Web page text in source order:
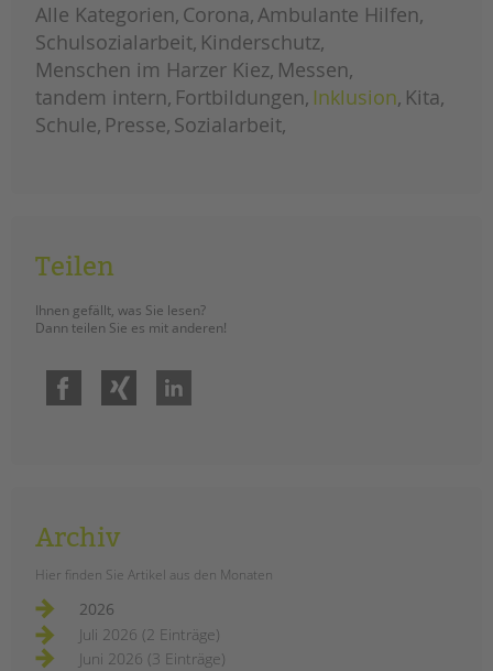
Briefe an Kai
PRESSE
Magazin
Intranet
Alle Kategorien Corona Ambulante Hilfen
Schulsozialarbeit Kinderschutz
Menschen im Harzer Kiez Messen
tandem intern Fortbildungen Inklusion Kita
Schule Presse Sozialarbeit
Teilen
Ihnen gefällt, was Sie lesen?
Dann teilen Sie es mit anderen!
Facebook
Archiv
Hier finden Sie Artikel aus den Monaten
2026
Juli 2026 (2 Einträge)
Juni 2026 (3 Einträge)